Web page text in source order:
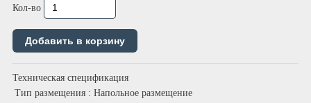
Кол-во
Техническая спецификация
Тип размещения : Напольное размещение